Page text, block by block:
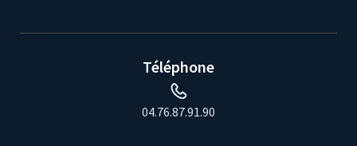
Téléphone
04.76.87.91.90